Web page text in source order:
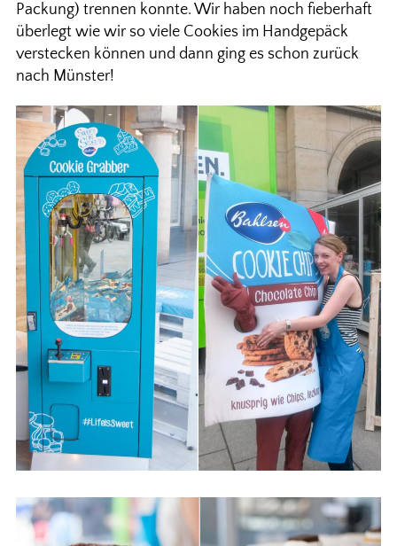
Packung) trennen konnte. Wir haben noch fieberhaft
überlegt wie wir so viele Cookies im Handgepäck
verstecken können und dann ging es schon zurück
nach Münster!